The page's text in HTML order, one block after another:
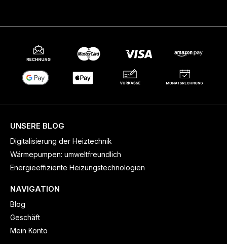
UNSERE BLOG
Digitalisierung der Heiztechnik
Wärmepumpen: umweltfreundlich
Energieeffiziente Heizungstechnologien
NAVIGATION
Blog
Geschäft
Mein Konto